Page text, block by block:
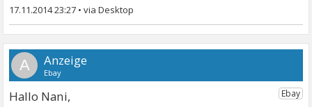
17.11.2014 23:27 •
A
Hallo Nani,